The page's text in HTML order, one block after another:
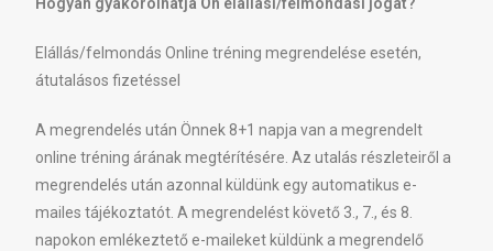
Elállás/felmondás Online tréning megrendelése esetén,
átutalásos fizetéssel
A megrendelés után Önnek 8+1 napja van a megrendelt
online tréning árának megtérítésére. Az utalás részleteiről a
megrendelés után azonnal küldünk egy automatikus e-
mailes tájékoztatót. A megrendelést követő 3., 7., és 8.
napokon emlékeztető e-maileket küldünk a megrendelő